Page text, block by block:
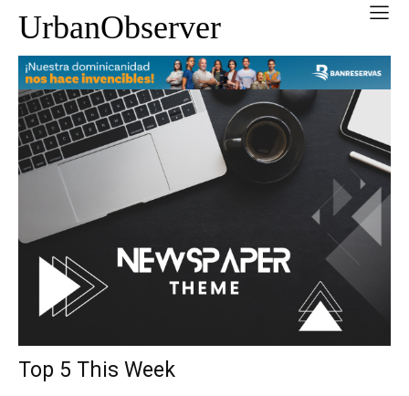
UrbanObserver
Top 5 This Week